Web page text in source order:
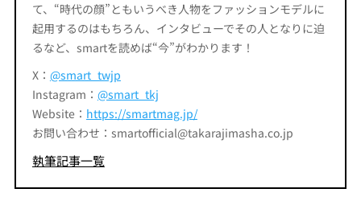
て、“時代の顔”ともいうべき人物をファッションモデルに
起用するのはもちろん、インタビューでその人となりに迫
るなど、smartを読めば“今”がわかります！
X： @smart_twjp
Instagram： @smart_tkj
Website： https://smartmag.jp/
お問い合わせ：smartofficial@takarajimasha.co.jp
執筆記事一覧